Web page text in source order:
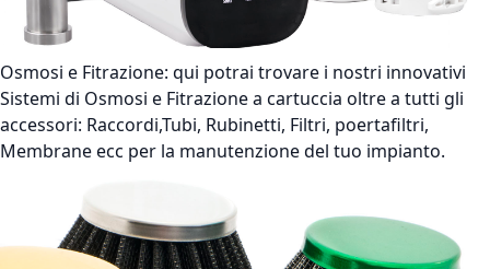
Osmosi e Fitrazione: qui potrai trovare i nostri innovativi
Sistemi di Osmosi e Fitrazione a cartuccia oltre a tutti gli
accessori: Raccordi,Tubi, Rubinetti, Filtri, poertafiltri,
Membrane ecc per la manutenzione del tuo impianto.